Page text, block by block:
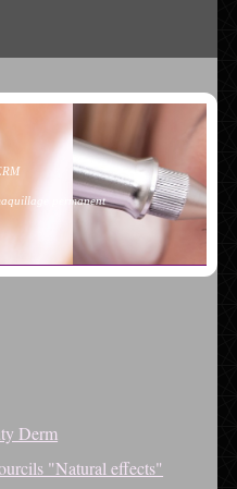
permanent
Derm
"Natural effects"